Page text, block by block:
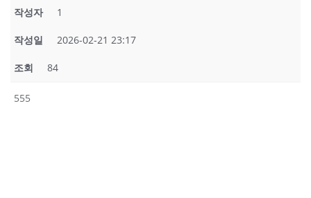
작성자 1
작성일 2026-02-21 23:17
조회 84
555